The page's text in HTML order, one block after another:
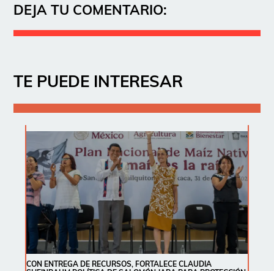
DEJA TU COMENTARIO:
TE PUEDE INTERESAR
CON ENTREGA DE RECURSOS, FORTALECE CLAUDIA